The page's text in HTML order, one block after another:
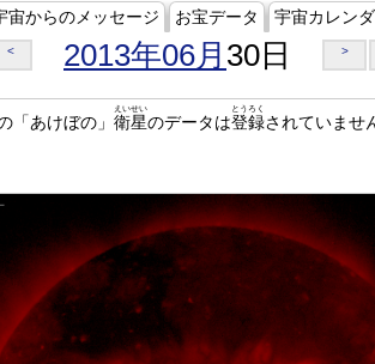
宙からのメッセージ お宝データ 宇宙カレン
< 2013年06月 30日 >
「あけぼの」 衛星
えいせい
のデータは登録
とうろく
されていませ